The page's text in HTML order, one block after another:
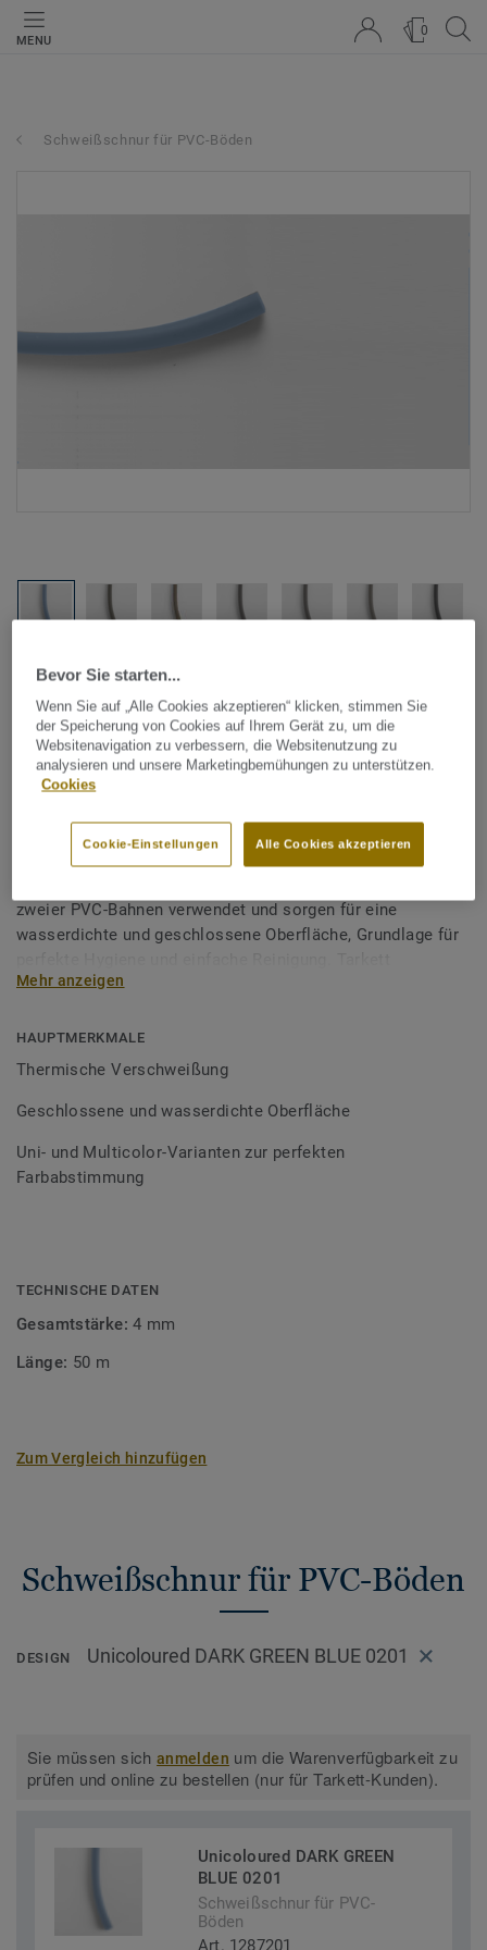
MENU
0
Schweißschnur für PVC-Böden
Tarkett Zubehör Komplettsortiment|Schweißschnüre
Schweißschnur für PVC-Böden
- Unicoloured DARK GREEN
BLUE 0201
zweier PVC-Bahnen verwendet und sorgen für eine
wasserdichte und geschlossene Oberfläche, Grundlage für
Schweißschnüre sind erhältlich in den Varianten Uni und
Bodenbelagssortiment abgestimmt. Durch die Verwendung
von Kontrastfarben lassen sich auch besondere
Mehr anzeigen
HAUPTMERKMALE
Thermische Verschweißung
Geschlossene und wasserdichte Oberfläche
Uni- und Multicolor-Varianten zur perfekten
Farbabstimmung
TECHNISCHE DATEN
Gesamtstärke:4 mm
Länge: 50 m
Zum Vergleich hinzufügen
Schweißschnur für PVC-Böden
DESIGN Unicoloured DARK GREEN BLUE 0201
Sie müssen sichanmelden um die Warenverfügbarkeit zu
prüfen und online zu bestellen (nur für Tarkett-Kunden).
Unicoloured DARK GREEN
BLUE 0201
Schweißschnur für PVC-
Böden
Art. 1287201
Bevor Sie starten...
Wenn Sie auf „Alle Cookies akzeptieren“ klicken, stimmen Sie
der Speicherung von Cookies auf Ihrem Gerät zu, um die
Websitenavigation zu verbessern, die Websitenutzung zu
analysieren und unsere Marketingbemühungen zu unterstützen.
Cookies
Alle Cookies akzeptieren
Cookie-Einstellungen